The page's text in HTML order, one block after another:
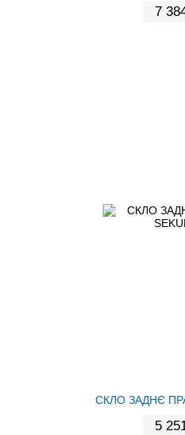
7
СКЛО ЗАДНЄ
5